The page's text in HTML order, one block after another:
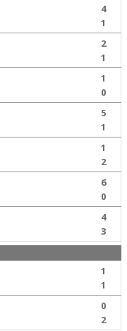
4
1
2
1
1
0
5
1
1
2
6
0
4
3
1
1
0
2